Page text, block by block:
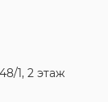
1, 2 этаж